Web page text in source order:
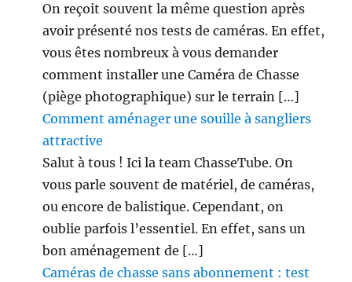
t
i
q
e
s
On reçoit souvent la même question après
avoir présenté nos tests de caméras. En effet,
vous êtes nombreux à vous demander
comment installer une Caméra de Chasse
(piège photographique) sur le terrain […]
Comment aménager une souille à sangliers
attractive
Salut à tous ! Ici la team ChasseTube. On
vous parle souvent de matériel, de caméras,
ou encore de balistique. Cependant, on
oublie parfois l’essentiel. En effet, sans un
bon aménagement de […]
Caméras de chasse sans abonnement : test